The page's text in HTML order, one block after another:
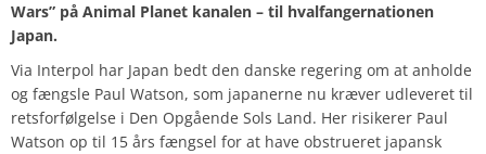
Wars” på Animal Planet kanalen – til hvalfangernationen
Japan.
Via Interpol har Japan bedt den danske regering om at anholde
og fængsle Paul Watson, som japanerne nu kræver udleveret til
retsforfølgelse i Den Opgående Sols Land. Her risikerer Paul
Watson op til 15 års fængsel for at have obstrueret japansk